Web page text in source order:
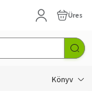
Üres
Könyv